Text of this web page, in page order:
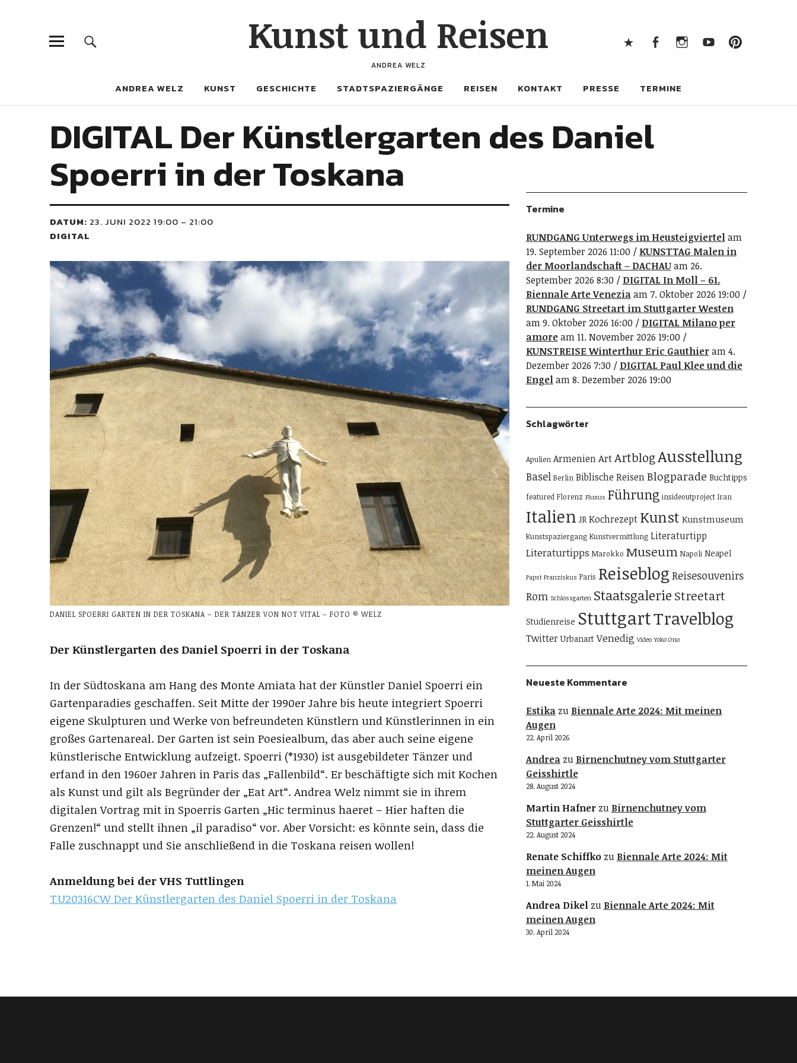
Kunst und Reisen
ANDREA WELZ
ANDREA WELZ KUNST GESCHICHTE STADTSPAZIERGÄNGE REISEN KONTAKT PRESSE TERMINE
DIGITAL Der Künstlergarten des Daniel
Spoerri in der Toskana
DATUM: 23. JUNI 2022 19:00 – 21:00
DIGITAL
DANIEL SPOERRI GARTEN IN DER TOSKANA – DER TÄNZER VON NOT VITAL – FOTO © WELZ
Der Künstlergarten des Daniel Spoerri in der Toskana
In der Südtoskana am Hang des Monte Amiata hat der Künstler Daniel Spoerri ein
Gartenparadies geschaffen. Seit Mitte der 1990er Jahre bis heute integriert Spoerri
eigene Skulpturen und Werke von befreundeten Künstlern und Künstlerinnen in ein
großes Gartenareal. Der Garten ist sein Poesiealbum, das aber auch seine eigene
künstlerische Entwicklung aufzeigt. Spoerri (*1930) ist ausgebildeter Tänzer und
erfand in den 1960er Jahren in Paris das „Fallenbild“. Er beschäftigte sich mit Kochen
als Kunst und gilt als Begründer der „Eat Art“. Andrea Welz nimmt sie in ihrem
digitalen Vortrag mit in Spoerris Garten „Hic terminus haeret – Hier haften die
Grenzen!“ und stellt ihnen „il paradiso“ vor. Aber Vorsicht: es könnte sein, dass die
Falle zuschnappt und Sie anschließend in die Toskana reisen wollen!
Anmeldung bei der VHS Tuttlingen
TU20316CW Der Künstlergarten des Daniel Spoerri in der Toskana
Termine
RUNDGANG Unterwegs im Heusteigviertelam
19. September 2026 11:00
KUNSTTAG Malen in
der Moorlandschaft – DACHAUam 26.
September 2026 8:30
DIGITAL In Moll – 61.
Biennale Arte Veneziaam 7. Oktober 2026 19:00
RUNDGANG Streetart im Stuttgarter Westen
am 9. Oktober 2026 16:00
DIGITAL Milano per
amoream 11. November 2026 19:00
KUNSTREISE Winterthur Eric Gauthieram 4.
Dezember 2026 7:30
DIGITAL Paul Klee und die
Engelam 8. Dezember 2026 19:00
Schlagwörter
Apulien ArmenienArtArtblogAusstellung
Basel Berlin Biblische ReisenBlogparade Buchtipps
featured Florenz Fluxus Führung insideoutproject Iran
Italien JR Kochrezept Kunst Kunstmuseum
Kunstspaziergang Kunstvermittlung Literaturtipp
Literaturtipps Marokko Museum Napoli Neapel
Papst Franziskus Paris Reiseblog Reisesouvenirs
Rom Schlossgarten Staatsgalerie Streetart
Studienreise StuttgartTravelblog
Twitter Urbanart Venedig Video Yoko Ono
Neueste Kommentare
Estikazu Biennale Arte 2024: Mit meinen
Augen
22. April 2026
Andreazu Birnenchutney vom Stuttgarter
Geisshirtle
28. August 2024
Martin Hafnerzu Birnenchutney vom
Stuttgarter Geisshirtle
22. August 2024
Renate Schiffkozu Biennale Arte 2024: Mit
meinen Augen
1. Mai 2024
Andrea Dikelzu Biennale Arte 2024: Mit
meinen Augen
30. April 2024